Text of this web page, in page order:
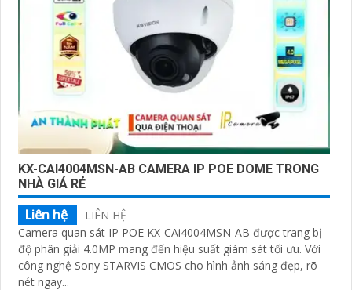
KX-CAI4004MSN-AB CAMERA IP POE DOME TRONG
NHÀ GIÁ RẺ
Liên hệ
LIÊN HỆ
Camera quan sát IP POE KX-CAi4004MSN-AB được trang bị
độ phân giải 4.0MP mang đến hiệu suất giám sát tối ưu. Với
công nghệ Sony STARVIS CMOS cho hình ảnh sáng đẹp, rõ
nét ngay...